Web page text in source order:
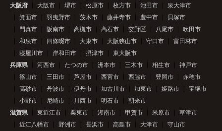
大阪府
大阪市 堺市 松原市 枚方市 池田市
泉大津市
箕面市
羽曳野市 茨木市 藤井寺市 豊中市
貝塚市
門真市
阪南市 高槻市 高石市 交野区 八尾市
吹田市
和泉市
四條畷市 大東市 大阪狭山市 守口市
富田林市
寝屋川市
岸和田市 摂津市
東大阪市
兵庫県
河西市 たつの市 洲本市 三木市 相生市
神戸市
篠山市
三田市 芦屋市 西宮市 西脇市 豊岡市
赤穂市
高砂市
丹波市 伊丹市 加古川市 加東市 姫路市
宝塚市
小野市
尼崎市 川西市 明石市
朝来市
滋賀県
東近江市 栗東市 湖南市 甲賀市 米原市
草津市
近江八幡市
野洲市 長浜市 高島市 大津市
守山市